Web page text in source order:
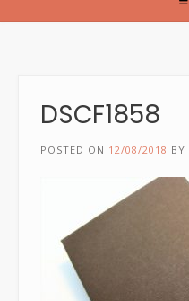
DSCF1858
POSTED ON 12/08/2018 BY